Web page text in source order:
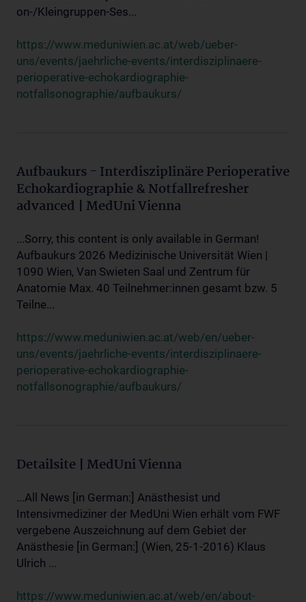
on-/Kleingruppen-Ses...
https://www.meduniwien.ac.at/web/ueber-
uns/events/jaehrliche-events/interdisziplinaere-
perioperative-echokardiographie-
notfallsonographie/aufbaukurs/
Aufbaukurs - Interdisziplinäre Perioperative
Echokardiographie & Notfallrefresher
advanced | MedUni Vienna
...Sorry, this content is only available in German!
Aufbaukurs 2026 Medizinische Universität Wien |
1090 Wien, Van Swieten Saal und Zentrum für
Anatomie Max. 40 Teilnehmer:innen gesamt bzw. 5
Teilne...
https://www.meduniwien.ac.at/web/en/ueber-
uns/events/jaehrliche-events/interdisziplinaere-
perioperative-echokardiographie-
notfallsonographie/aufbaukurs/
Detailsite | MedUni Vienna
...All News [in German:] Anästhesist und
Intensivmediziner der MedUni Wien erhält vom FWF
vergebene Auszeichnung auf dem Gebiet der
Anästhesie [in German:] (Wien, 25-1-2016) Klaus
Ulrich ...
https://www.meduniwien.ac.at/web/en/about-